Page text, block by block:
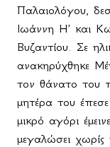
Παλαιολόγου,
Ιωάννη Η΄ και
Βυζαντίου. Σε
ανακηρύχθηκε
τον θάνατο του
μητέρα του
μικρό αγόρι
μεγαλώσει